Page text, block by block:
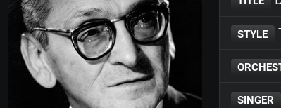
STYLE
SINGER